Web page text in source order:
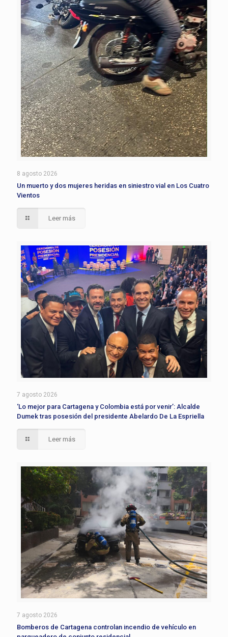
8 agosto 2026
Un muerto y dos mujeres heridas en siniestro vial en Los Cuatro
Vientos
Leer más
7 agosto 2026
‘Lo mejor para Cartagena y Colombia está por venir’: Alcalde
Dumek tras posesión del presidente Abelardo De La Espriella
Leer más
7 agosto 2026
Bomberos de Cartagena controlan incendio de vehículo en